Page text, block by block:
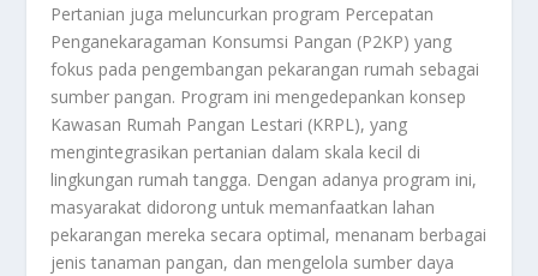
Pertanian juga meluncurkan program Percepatan
Penganekaragaman Konsumsi Pangan (P2KP) yang
fokus pada pengembangan pekarangan rumah sebagai
sumber pangan. Program ini mengedepankan konsep
Kawasan Rumah Pangan Lestari (KRPL), yang
mengintegrasikan pertanian dalam skala kecil di
lingkungan rumah tangga. Dengan adanya program ini,
masyarakat didorong untuk memanfaatkan lahan
pekarangan mereka secara optimal, menanam berbagai
jenis tanaman pangan, dan mengelola sumber daya